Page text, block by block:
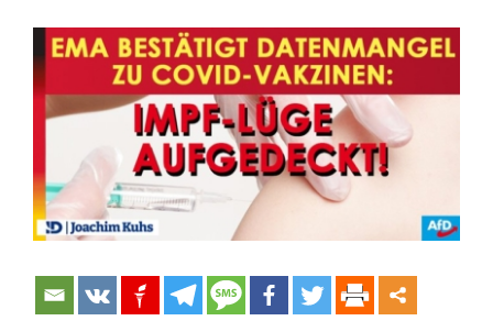
Zeige
grösseres
Bild